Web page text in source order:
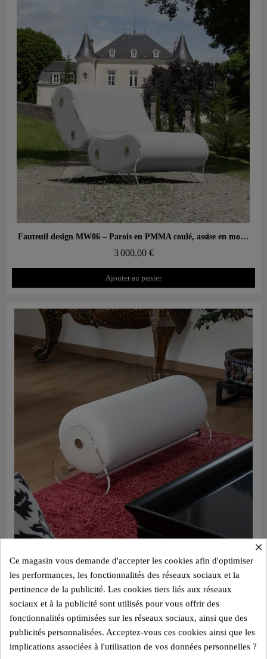
Aperçu rapide Fauteuil design MW06 – Parois en PMMA coulé, assise en mousse alvéolaire
3 000,00 €
Ajouter au panier
Aperçu rapide
Banc design MW06 – Parois en PMMA coulé, assise en mousse
1 350,00 €
Ajouter au panier
×
Ce magasin vous demande d'accepter les cookies afin d'optimiser
les performances, les fonctionnalités des réseaux sociaux et la
pertinence de la publicité. Les cookies tiers liés aux réseaux
sociaux et à la publicité sont utilisés pour vous offrir des
fonctionnalités optimisées sur les réseaux sociaux, ainsi que des
publicités personnalisées. Acceptez-vous ces cookies ainsi que les
implications associées à l'utilisation de vos données personnelles ?